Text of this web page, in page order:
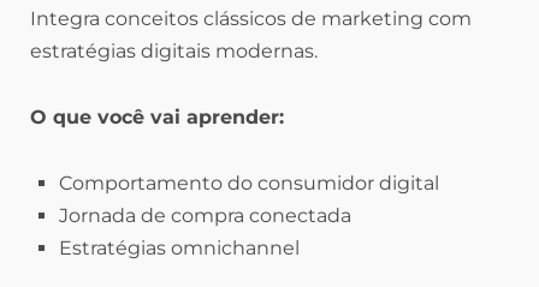
Integra conceitos clássicos de marketing com
estratégias digitais modernas.
O que você vai aprender:
Comportamento do consumidor digital
Jornada de compra conectada
Estratégias omnichannel